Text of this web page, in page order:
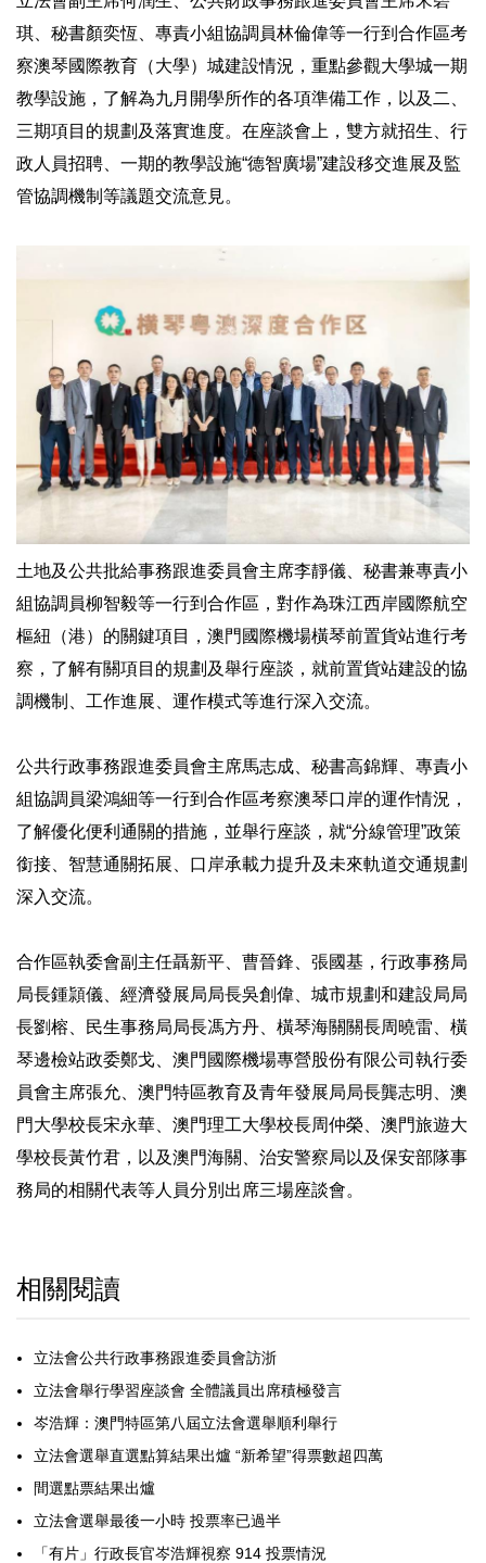
琪、秘書顏奕恆、專責小組協調員林倫偉等一行到合作區考
察澳琴國際教育（大學）城建設情況，重點參觀大學城一期
教學設施，了解為九月開學所作的各項準備工作，以及二、
三期項目的規劃及落實進度。在座談會上，雙方就招生、行
政人員招聘、一期的教學設施“德智廣場”建設移交進展及監
管協調機制等議題交流意見。
土地及公共批給事務跟進委員會主席李靜儀、秘書兼專責小
組協調員柳智毅等一行到合作區，對作為珠江西岸國際航空
樞紐（港）的關鍵項目，澳門國際機場橫琴前置貨站進行考
察，了解有關項目的規劃及舉行座談，就前置貨站建設的協
調機制、工作進展、運作模式等進行深入交流。
公共行政事務跟進委員會主席馬志成、秘書高錦輝、專責小
組協調員梁鴻細等一行到合作區考察澳琴口岸的運作情況，
了解優化便利通關的措施，並舉行座談，就“分線管理”政策
銜接、智慧通關拓展、口岸承載力提升及未來軌道交通規劃
深入交流。
合作區執委會副主任聶新平、曹晉鋒、張國基，行政事務局
局長鍾頴儀、經濟發展局局長吳創偉、城市規劃和建設局局
長劉榕、民生事務局局長馮方丹、橫琴海關關長周曉雷、橫
琴邊檢站政委鄭戈、澳門國際機場專營股份有限公司執行委
員會主席張允、澳門特區教育及青年發展局局長龔志明、澳
門大學校長宋永華、澳門理工大學校長周仲榮、澳門旅遊大
學校長黃竹君，以及澳門海關、治安警察局以及保安部隊事
務局的相關代表等人員分別出席三場座談會。
相關閱讀
立法會公共行政事務跟進委員會訪浙
立法會舉行學習座談會 全體議員出席積極發言
岑浩輝：澳門特區第八屆立法會選舉順利舉行
立法會選舉直選點算結果出爐 “新希望”得票數超四萬
間選點票結果出爐
立法會選舉最後一小時 投票率已過半
「有片」行政長官岑浩輝視察 914 投票情況​